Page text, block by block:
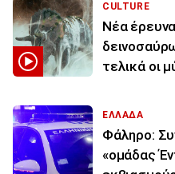
CULTURE
Νέα
τελικά οι
ΕΛΛΑΔΑ
Φάληρο:
«ομάδας